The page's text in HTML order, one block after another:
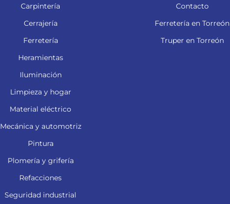
Carpintería
Cerrajería
Ferretería
Heramientas
Iluminación
Limpieza y hogar
Material eléctrico
Mecánica y automotriz
Pintura
Plomería y grifería
Refacciones
Seguridad industrial
Contacto
Ferretería en Torreón
Truper en Torreón